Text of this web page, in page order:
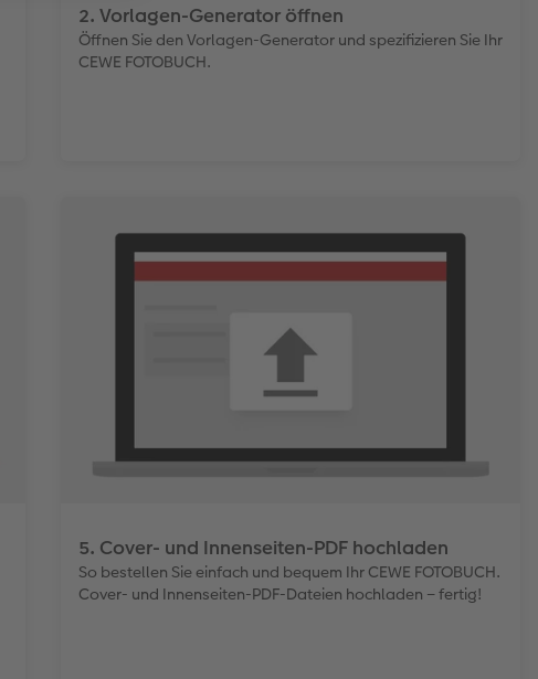
2. Vorlagen-Generator öffnen
Öffnen Sie den Vorlagen-Generator und spezifizieren Sie Ihr
CEWE FOTOBUCH.
5. Cover- und Innenseiten-PDF hochladen
So bestellen Sie einfach und bequem Ihr CEWE FOTOBUCH.
Cover- und Innenseiten-PDF-Dateien hochladen – fertig!